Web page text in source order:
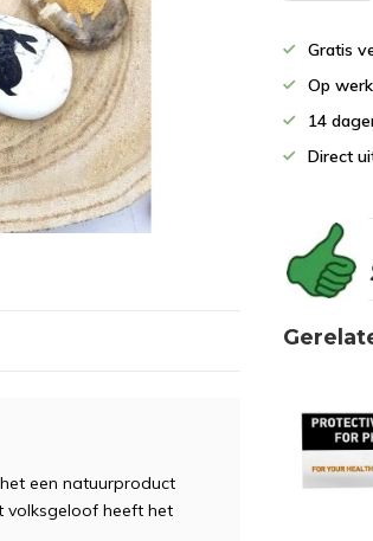
Gratis
Op
14
Direct
een natuurproduct
volksgeloof heeft het